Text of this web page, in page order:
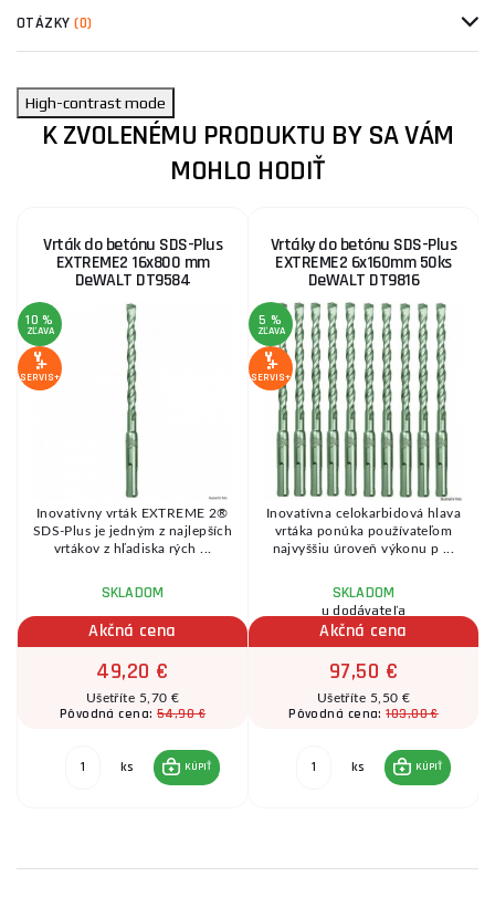
OTÁZKY(0)
High-contrast mode
K ZVOLENÉMU PRODUKTU BY SA VÁM
MOHLO HODIŤ
Vrták do betónu SDS-Plus
EXTREME2 16x800 mm
DeWALT DT9584
10 %
ZĽAVA
SERVIS+
Inovatívny vrták EXTREME 2®
SDS-Plus je jedným z najlepších
vrtákov z hľadiska rých ...
SKLADOM
Akčná cena
49,20 €
Ušetříte 5,70 €
Pôvodná cena:54,90 €
ks KÚPIŤ
Vrtáky do betónu SDS-Plus
EXTREME2 6x160mm 50ks
DeWALT DT9816
5 %
ZĽAVA
SERVIS+
Inovatívna celokarbidová hlava
vrtáka ponúka používateľom
najvyššiu úroveň výkonu p ...
SKLADOM
u dodávateľa
Akčná cena
97,50 €
Ušetříte 5,50 €
Pôvodná cena:103,00 €
ks KÚPIŤ